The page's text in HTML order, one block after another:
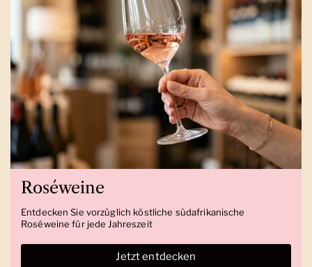
Roséweine
Entdecken Sie vorzüglich köstliche südafrikanische
Roséweine für jede Jahreszeit
Jetzt entdecken